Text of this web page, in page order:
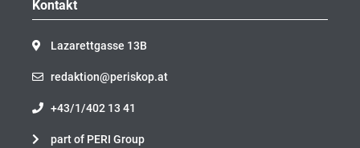
Kontakt
Lazarettgasse 13B
redaktion@periskop.at
+43/1/402 13 41
part of PERI Group